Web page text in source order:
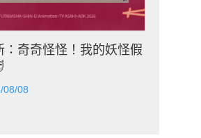
：奇奇怪怪！我的妖怪假
08/08